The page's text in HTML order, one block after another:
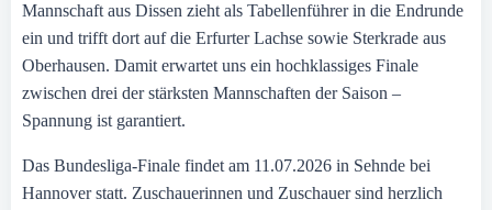
Mannschaft aus Dissen zieht als Tabellenführer in die Endrunde
ein und trifft dort auf die Erfurter Lachse sowie Sterkrade aus
Oberhausen. Damit erwartet uns ein hochklassiges Finale
zwischen drei der stärksten Mannschaften der Saison –
Spannung ist garantiert.
Das Bundesliga-Finale findet am 11.07.2026 in Sehnde bei
Hannover statt. Zuschauerinnen und Zuschauer sind herzlich